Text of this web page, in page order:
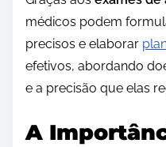
médicos podem
precisos e elaborar
efetivos, abordando
e a precisão que elas
A